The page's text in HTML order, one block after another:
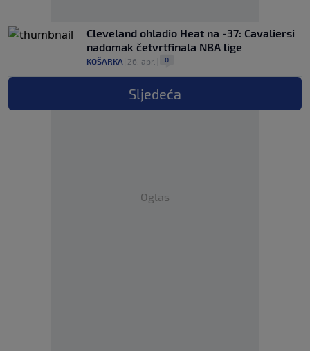
Cleveland ohladio Heat na -37: Cavaliersi
nadomak četvrtfinala NBA lige
KOŠARKA 26. apr. 0
Sljedeća
Oglas